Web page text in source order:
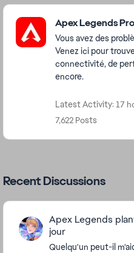
Featured Places
Apex Legends
Vous avez des
Venez ici pour
connectivité, de
encore.
Latest Activity: 17
7,622 Posts
Recent Discussions
Apex Legends
jour
Quelqu'un peut-il